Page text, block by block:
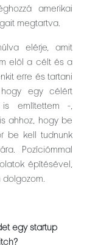
amerikai
megtartva.
elérje, amit
elől a célt és a
erre és tartani
egy célért
is említettem -,
ahhoz, hogy be
be kell tudnunk
Pozíciómmal
építésével,
dolgozom.
egy startup